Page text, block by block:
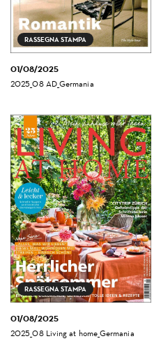
RASSEGNA STAMPA
01/08/2025
2025_08 AD_Germania
RASSEGNA STAMPA
01/08/2025
2025_08 Living at home_Germania